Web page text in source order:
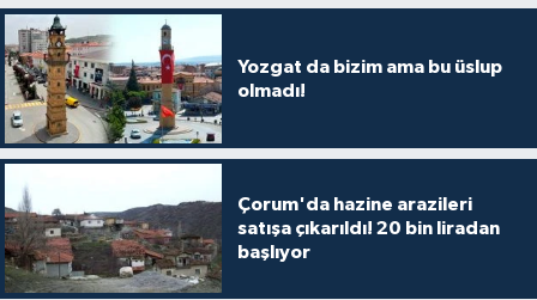
Yozgat da bizim ama bu üslup
olmadı!
Çorum'da hazine arazileri
satışa çıkarıldı! 20 bin liradan
başlıyor